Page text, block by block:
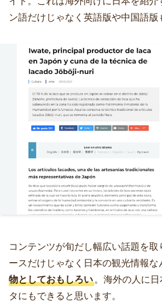
ン語だけじゃなく英語版や中国語版
コンテンツが旬だし幅広い話題を取
ースだけじゃなく日本の観光情報な
物としておもしろい 。海外の人に
タにもできると思います。